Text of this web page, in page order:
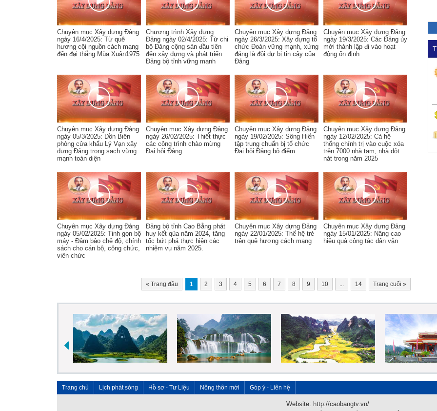
Chuyên mục Xây dựng Đảng
ngày 16/4/2025: Từ quê
hương cội nguồn cách mạng
đến đại thắng Mùa Xuân1975
Chương trình Xây dựng
Đảng ngày 02/4/2025: Từ chi
bộ Đảng cộng sản đầu tiên
đến xây dựng và phát triển
Đảng bộ tỉnh vững mạnh
Chuyên mục Xây dựng Đảng
ngày 26/3/2025: Xây dựng tổ
chức Đoàn vững mạnh, xứng
đáng là đội dự bị tin cậy của
Đảng
Chuyên mục Xây dựng Đảng
ngày 19/3/2025: Các Đảng ủy
mới thành lập đi vào hoạt
động ổn định
Chuyên mục Xây dựng Đảng
ngày 05/3/2025: Đồn Biên
phòng cửa khẩu Lý Vạn xây
dựng Đảng trong sạch vững
mạnh toàn diện
Chuyên mục Xây dựng Đảng
ngày 26/02/2025: Thiết thực
các công trình chào mừng
Đại hội Đảng
Chuyên mục Xây dựng Đảng
ngày 19/02/2025: Sông Hiến
tập trung chuẩn bị tổ chức
Đại hội Đảng bộ điểm
Chuyên mục Xây dựng Đảng
ngày 12/02/2025: Cả hệ
thống chính trị vào cuộc xóa
trên 7000 nhà tạm, nhà dột
nát trong năm 2025
Chuyên mục Xây dựng Đảng
ngày 05/02/2025: Tinh gọn bộ
máy - Đảm bảo chế độ, chính
sách cho cán bộ, công chức,
viên chức
Đảng bộ tỉnh Cao Bằng phát
huy kết qủa năm 2024, tăng
tốc bứt phá thực hiện các
nhiệm vụ năm 2025.
Chuyên mục Xây dựng Đảng
ngày 22/01/2025: Thế hệ trẻ
trên quê hương cách mạng
Chuyên mục Xây dựng Đảng
ngày 15/01/2025: Nâng cao
hiệu quả công tác dân vận
« Trang đầu 1 2 3 4 5 6 7 8 9 10 ... 14 Trang cuối »
Trang chủ Lịch phát sóng Hồ sơ - Tư Liệu Nông thôn mới Góp ý - Liên hệ
Website: http://caobangtv.vn/